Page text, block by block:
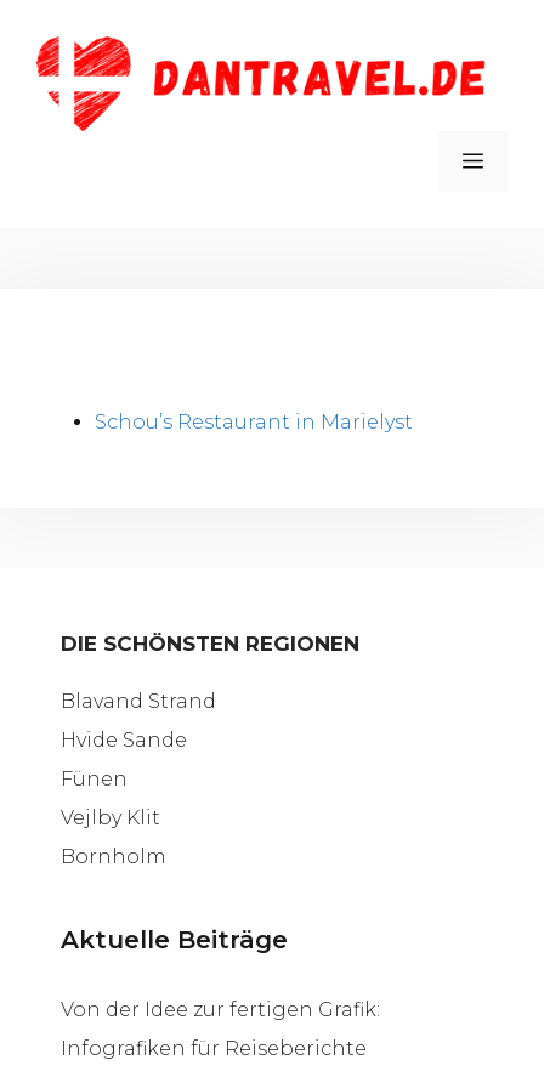
Inhalt
springen
Schou’s Restaurant in Marielyst
DIE SCHÖNSTEN REGIONEN
Blavand Strand
Hvide Sande
Fünen
Vejlby Klit
Bornholm
Aktuelle Beiträge
Von der Idee zur fertigen Grafik:
Infografiken für Reiseberichte